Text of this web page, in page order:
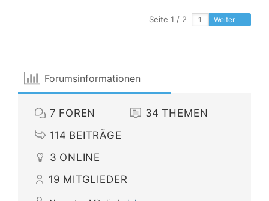
Seite 1 / 2 Weiter
Forumsinformationen
7 FOREN 34 THEMEN
114 BEITRÄGE
3 ONLINE
19 MITGLIEDER